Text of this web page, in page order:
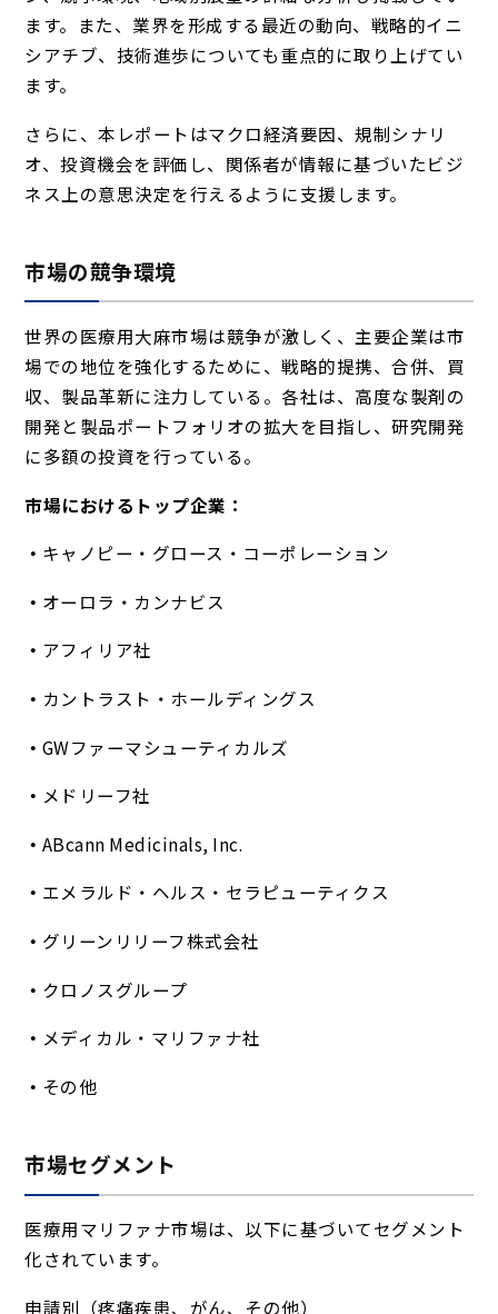
ます。また、業界を形成する最近の動向、戦略的イニ
シアチブ、技術進歩についても重点的に取り上げてい
ます。
さらに、本レポートはマクロ経済要因、規制シナリ
オ、投資機会を評価し、関係者が情報に基づいたビジ
ネス上の意思決定を行えるように支援します。
市場の競争環境
世界の医療用大麻市場は競争が激しく、主要企業は市
場での地位を強化するために、戦略的提携、合併、買
収、製品革新に注力している。各社は、高度な製剤の
開発と製品ポートフォリオの拡大を目指し、研究開発
に多額の投資を行っている。
市場におけるトップ企業：
キャノピー・グロース・コーポレーション
オーロラ・カンナビス
アフィリア社
カントラスト・ホールディングス
GWファーマシューティカルズ
メドリーフ社
ABcann Medicinals, Inc.
エメラルド・ヘルス・セラピューティクス
グリーンリリーフ株式会社
クロノスグループ
メディカル・マリファナ社
その他
市場セグメント
医療用マリファナ市場は、以下に基づいてセグメント
化されています。
申請別（疼痛疾患、がん、その他）